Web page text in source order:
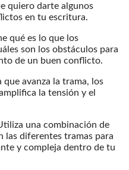
quiero darte algunos
en tu escritura.
qué es lo que los
son los obstáculos para
de un buen conflicto.
que avanza la trama, los
la tensión y el
una combinación de
las diferentes tramas para
y compleja dentro de tu